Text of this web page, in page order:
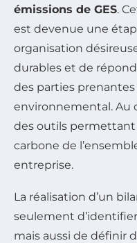
émissions de GES.
est devenue une
organisation
durables et de
des parties
environnemental. Au
des outils permettant
carbone de
entreprise.
La réalisation d’un
seulement
mais aussi de définir